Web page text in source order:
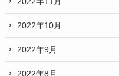
2022年10月
2022年9月
2022年8月